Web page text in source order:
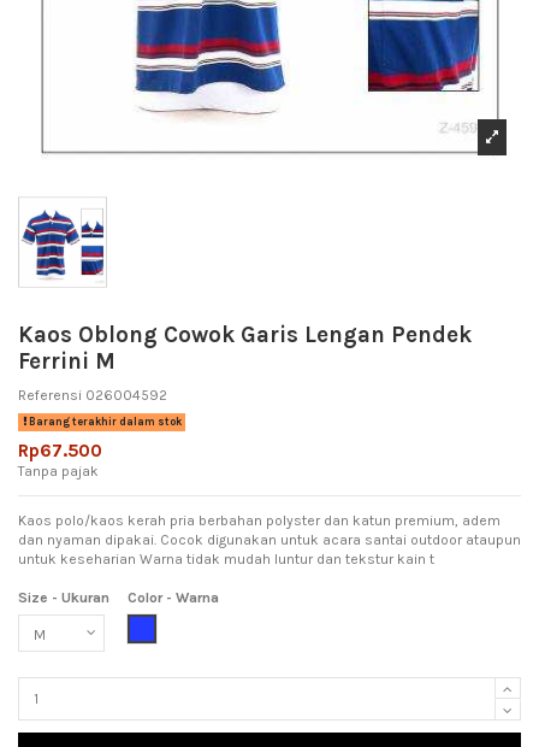
Kaos Oblong Cowok Garis Lengan Pendek
Ferrini M
Referensi 026004592
Barang terakhir dalam stok
Rp67.500
Tanpa pajak
Kaos polo/kaos kerah pria berbahan polyster dan katun premium, adem
dan nyaman dipakai. Cocok digunakan untuk acara santai outdoor ataupun
untuk keseharian Warna tidak mudah luntur dan tekstur kain t
Size - Ukuran
Color - Warna